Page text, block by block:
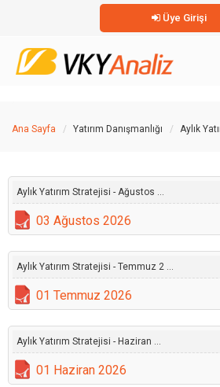
Üye Girişi
Ana Sayfa Yatırım Danışmanlığı Aylık
Aylık Yatırım Stratejisi - Ağustos ...
03 Ağustos 2026
Aylık Yatırım Stratejisi - Temmuz 2 ...
01 Temmuz 2026
Aylık Yatırım Stratejisi - Haziran ...
01 Haziran 2026